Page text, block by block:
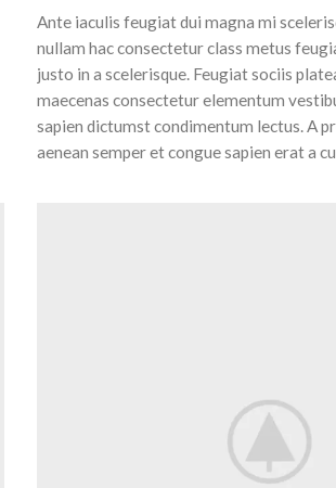
Ante iaculis feugiat dui magna mi
nullam hac consectetur class metus
justo in a scelerisque. Feugiat sociis
maecenas consectetur elementum
sapien dictumst condimentum lectus. A
aenean semper et congue sapien erat a